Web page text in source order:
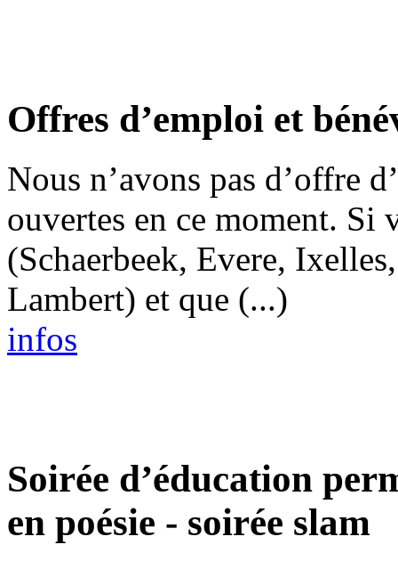
Offres d’emploi et
Nous n’avons pas d’offre
ouvertes en ce moment. Si
(Schaerbeek, Evere,
Lambert) et que (...)
infos
Soirée d’éducation
en poésie - soirée slam